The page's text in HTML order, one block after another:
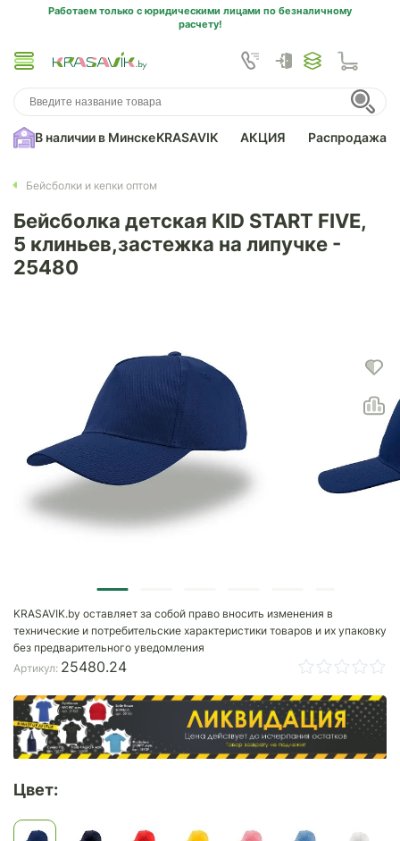
Работаем только с юридическими лицами по безналичному
расчету!
В наличии в МинскеKRASAVIK АКЦИЯ Распродажа
Бейсболки и кепки оптом
Бейсболка детская KID START FIVE,
5 клиньев,застежка на липучке -
25480
KRASAVIK.by оставляет за собой право вносить изменения в
технические и потребительские характеристики товаров и их упаковку
без предварительного уведомления
Артикул: 25480.24
Цвет: